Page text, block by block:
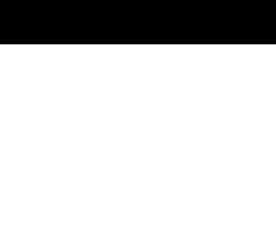
INSS amplia temporariamente